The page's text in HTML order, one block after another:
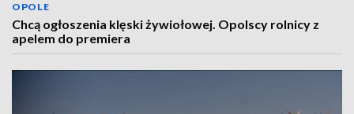
OPOLE
Chcą ogłoszenia klęski żywiołowej. Opolscy rolnicy z
apelem do premiera